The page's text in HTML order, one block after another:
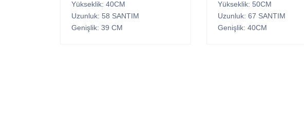
Yükseklik: 40CM
Uzunluk: 58 SANTIM
Genişlik: 39 CM
Yükseklik: 50CM
Uzunluk: 67 SANTIM
Genişlik: 40CM